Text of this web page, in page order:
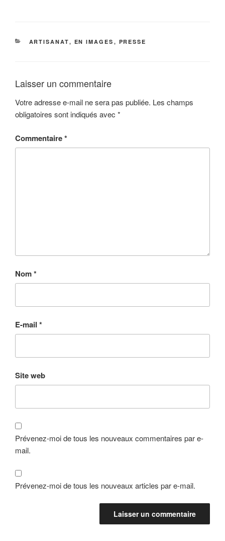
CATÉGORIES
ARTISANAT, EN IMAGES , PRESSE
Laisser un commentaire
Votre adresse e-mail ne sera pas publiée. Les champs
obligatoires sont indiqués avec *
Commentaire*
Nom*
E-mail *
Site web
Prévenez-moi de tous les nouveaux commentaires par e-
mail.
Prévenez-moi de tous les nouveaux articles par e-mail.